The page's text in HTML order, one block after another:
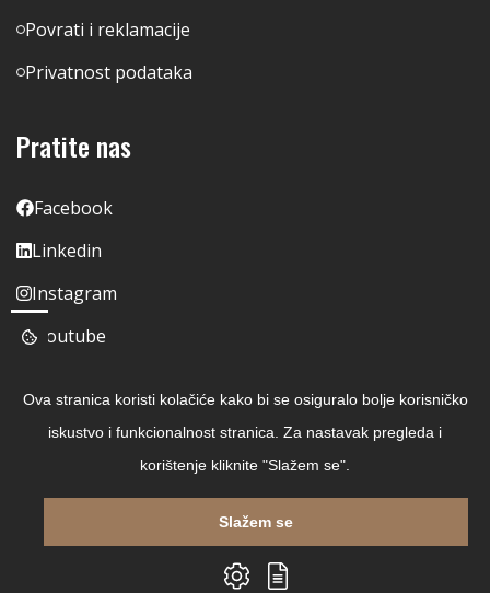
Povrati i reklamacije
Privatnost podataka
Pratite nas
Facebook
Linkedin
Instagram
Youtube
Copyright © 2026 Čitaj Knjigu
Ova stranica koristi kolačiće kako bi se osiguralo bolje korisničko
iskustvo i funkcionalnost stranica. Za nastavak pregleda i
korištenje kliknite "Slažem se".
Slažem se